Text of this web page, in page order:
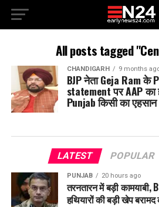
All posts tagged
CHANDIGARH 9 months
BJP नेता Geja Ram के
statement पर AAP
Punjab किसी का
LATEST POPULAR
PUNJAB 20 hours ago
तरनतारन में बड़ी कामयाबी,
हथियारों की बड़ी खेप बरामद